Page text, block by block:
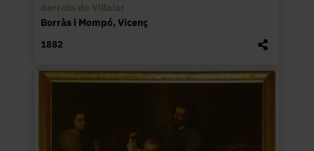
derrota de Villalar
Borràs i Mompó, Vicenç
1882